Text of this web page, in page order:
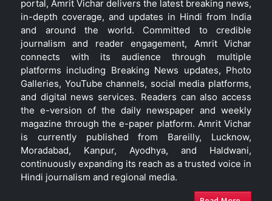
portal, Amrit Vichar delivers the latest breaking news,
in-depth coverage, and updates in Hindi from India
and around the world. Committed to credible
journalism and reader engagement, Amrit Vichar
connects with its audience through multiple
platforms including Breaking News updates, Photo
Galleries, YouTube channels, social media platforms,
and digital news services. Readers can also access
the e-version of the daily newspaper and weekly
magazine through the e-paper platform. Amrit Vichar
is currently published from Bareilly, Lucknow,
Moradabad, Kanpur, Ayodhya, and Haldwani,
continuously expanding its reach as a trusted voice in
Hindi journalism and regional media.